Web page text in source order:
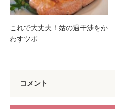
これで大丈夫！姑の過干渉をか
わすツボ
コメント